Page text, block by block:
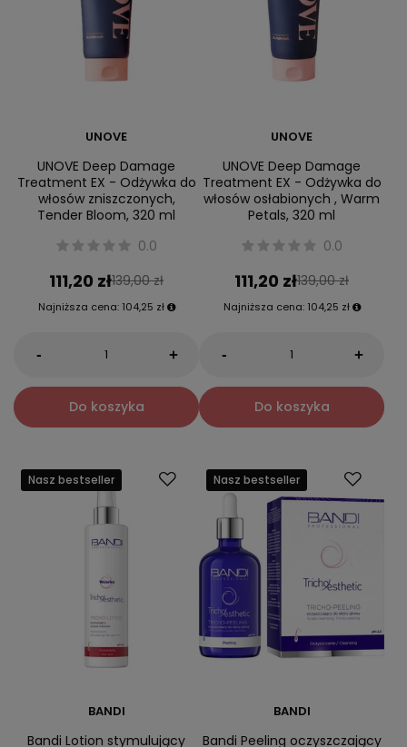
UNOVE
UNOVE Deep Damage
Treatment EX - Odżywka do
włosów zniszczonych,
Tender Bloom, 320 ml
0.0
111,20 zł139,00 zł
Najniższa cena: 104,25 zł
- +
Do koszyka
UNOVE
UNOVE Deep Damage
Treatment EX - Odżywka do
włosów osłabionych , Warm
Petals, 320 ml
0.0
111,20 zł139,00 zł
Najniższa cena: 104,25 zł
- +
Do koszyka
Nasz bestseller
BANDI
Bandi Lotion stymulujący
Nasz bestseller
BANDI
Bandi Peeling oczyszczający